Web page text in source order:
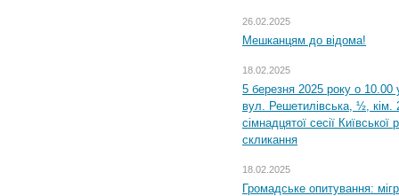
26.02.2025
Мешканцям до відома!
18.02.2025
5 березня 2025 року о 10.00
вул. Решетилівська, ½, кім.
сімнадцятої сесії
скликання
18.02.2025
Громадське опитування: